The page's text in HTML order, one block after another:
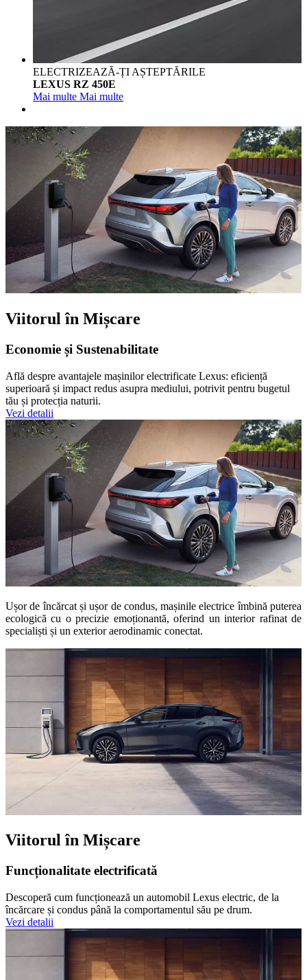
ELECTRIZEAZĂ-ȚI AȘTEPTĂRILE
LEXUS RZ 450E
Mai multe Mai multe
Viitorul în Mișcare
Economie și Sustenabilitate
Află despre avantajele mașinilor electrificate Lexus: eficiență
superioară și impact redus asupra mediului, potrivit pentru bugetul
tău și protecția naturii.
Vezi detalii
Ușor de încărcat și ușor de condus, mașinile electrice îmbină puterea
ecologică cu o precizie emoționantă, oferind un interior rafinat de
specialiști și un exterior aerodinamic conectat.
Viitorul în Mișcare
Funcționalitate electrificată
Descoperă cum funcționează un automobil Lexus electric, de la
încărcare și condus până la comportamentul său pe drum.
Vezi detalii